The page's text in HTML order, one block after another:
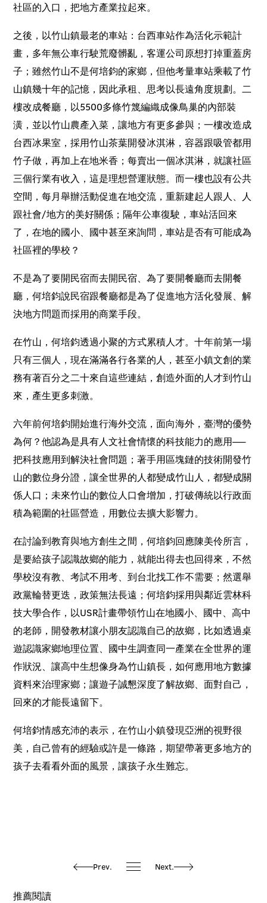
社區的入口，把地方產業拉起來。
之後，以竹山鎮最老的車站：台西車站作為活化示範計
畫，多年無公車行駛荒廢髒亂，客運公司原想打掉重蓋房
子；雖然竹山不是何培鈞的家鄉，但他考量車站乘載了竹
山鎮幾十年的記憶，因此承租、思考以長遠角度規劃。二
樓改成餐廳，以5500多條竹篾編織成像鳥巢的內部裝
潢，並以竹山農產入菜，讓地方有更多參與；一樓改造成
台西冰果室，採用竹山茶葉開發冰淇淋，容器跟吸管都用
竹子做，再加上在地米香；每賣出一個冰淇淋，就讓社區
三個行業有收入，這是理想營運狀態。而一樓也設有公共
空間，每月舉辦活動促進在地交流，重新建起人跟人、人
跟社會/地方的美好關係；隔年公車復駛，車站活回來
了，在地的國小、國中甚至來詢問，車站是否有可能成為
社區裡的學校？
不是為了要開民宿而去開民宿、為了要開餐廳而去開餐
廳，何培鈞說民宿跟餐廳都是為了促進地方活化發展、解
決地方問題而採用的商業手段。
在竹山，何培鈞透過小聚的方式累積人才。十年前第一場
只有三個人，現在滿滿各行各業的人，甚至小鎮文創的業
務有著百分之二十來自這些連結，創造外面的人才到竹山
來，產生更多刺激。
六年前何培鈞開始進行海外交流，面向海外，臺灣的優勢
為何？他認為是具有人文社會情懷的科技能力的應用──
把科技應用到解決社會問題；著手用區塊鏈的技術開發竹
山的數位身分證，讓全世界的人都變成竹山人，都變成關
係人口；未來竹山的數位人口會增加，打破傳統以行政面
積為範圍的社區營造，用數位去擴大影響力。
在討論到教育與地方創生之間，何培鈞回應陳美伶所言，
是要給孩子認識故鄉的能力，就能出得去也回得來，不然
學校沒有教、考試不用考、到台北找工作不需要；然選舉
政黨輪替更迭，政策無法長遠；何培鈞採用與鄰近雲林科
技大學合作，以USR計畫帶領竹山在地國小、國中、高中
的老師，開發教材讓小朋友認識自己的故鄉，比如透過桌
遊認識家鄉地理位置、國中生調查同一產業在全世界的運
作狀況、讓高中生想像身為竹山鎮長，如何應用地方數據
資料來治理家鄉；讓遊子誠懇深度了解故鄉、面對自己，
回來的才能長遠留下。
何培鈞情感充沛的表示，在竹山小鎮發現亞洲的視野很
美，自己曾有的經驗或許是一條路，期望帶著更多地方的
孩子去看看外面的風景，讓孩子永生難忘。
Prev. Next.
推薦閱讀